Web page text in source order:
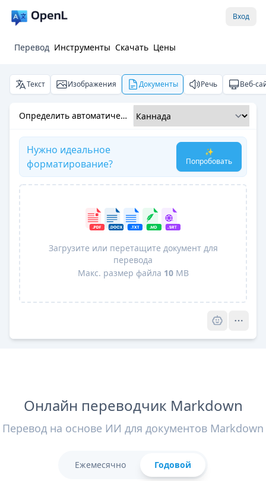
Вход
Перевод Инструменты Скачать Цены
Текст Изображения Документы Речь Веб-
Определить автоматически
Нужно идеальное
форматирование?
✨
Попробовать
Загрузите или перетащите документ для
перевода
Макс. размер файла 10MB
Онлайн переводчик Markdown
Перевод на основе ИИ для документов Markdown
Ежемесячно Годовой